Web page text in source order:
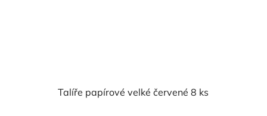
Talíře papírové velké červené 8 ks